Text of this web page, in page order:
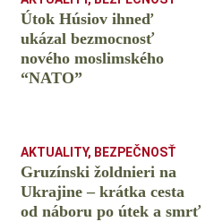
Útok Húsiov ihneď
ukázal bezmocnosť
nového moslimského
“NATO”
AKTUALITY, BEZPEČNOSŤ
Gruzínski žoldnieri na
Ukrajine – krátka cesta
od náboru po útek a smrť